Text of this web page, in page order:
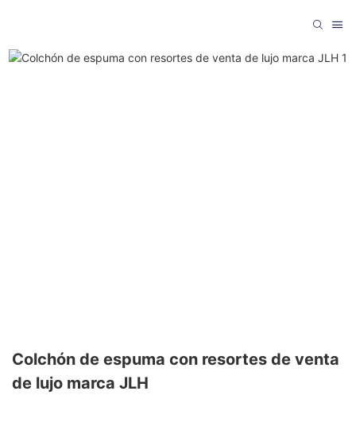
Colchón de espuma con resortes de venta
de lujo marca JLH